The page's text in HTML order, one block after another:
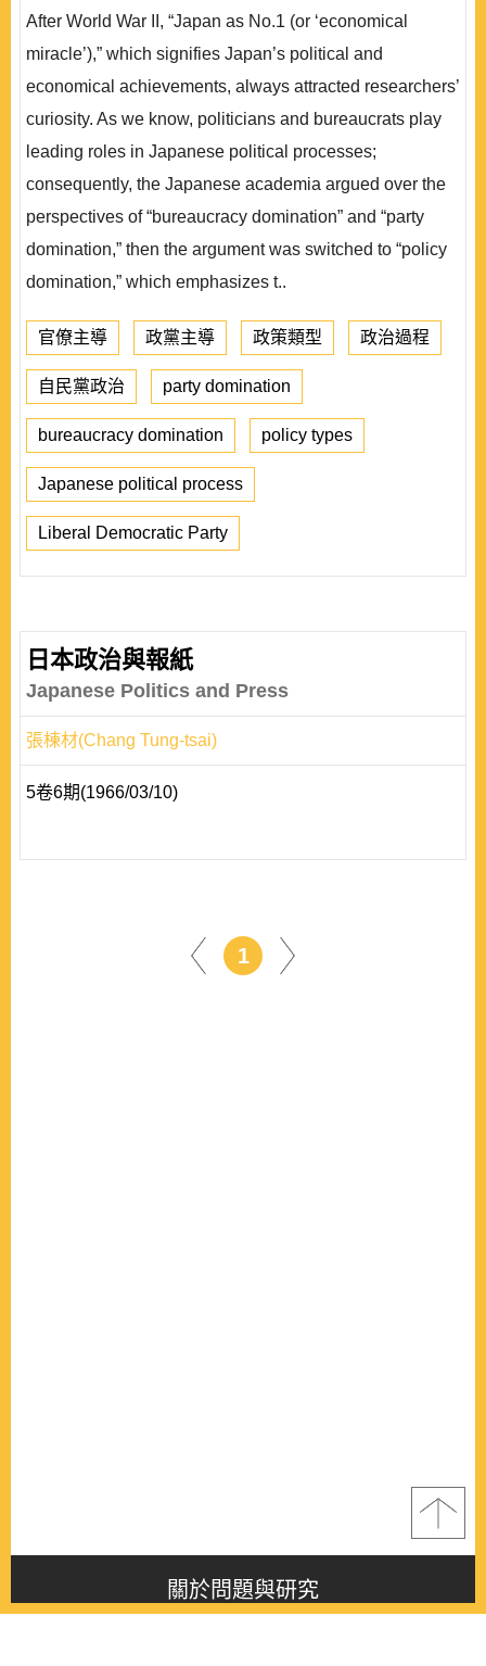
After World War ΙΙ, “Japan as No.1 (or ‘economical
miracle’),” which signifies Japan’s political and
economical achievements, always attracted researchers’
curiosity. As we know, politicians and bureaucrats play
leading roles in Japanese political processes;
consequently, the Japanese academia argued over the
perspectives of “bureaucracy domination” and “party
domination,” then the argument was switched to “policy
domination,” which emphasizes t..
官僚主導 政黨主導 政策類型 政治過程
自民黨政治 party domination
bureaucracy domination policy types
Japanese political process
Liberal Democratic Party
日本政治與報紙
Japanese Politics and Press
張棟材(Chang Tung-tsai)
5卷6期(1966/03/10)
1
關於問題與研究
About this journal